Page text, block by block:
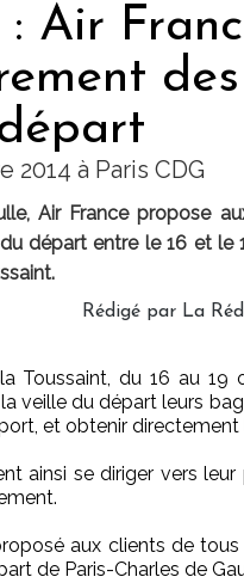
: Air
2014 à Paris CDG
Air France propose
départ entre le 16 et
Rédigé par La
Toussaint, du 16 au 19
veille du départ leurs
et obtenir
ainsi se diriger vers
aux clients de
de Paris-Charles de